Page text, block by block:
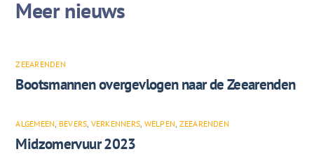
ZEEARENDEN
Bootsmannen overgevlogen naar de Zeearenden
ALGEMEEN BEVERS VERKENNERS WELPEN ZEEARENDEN
Midzomervuur 2023